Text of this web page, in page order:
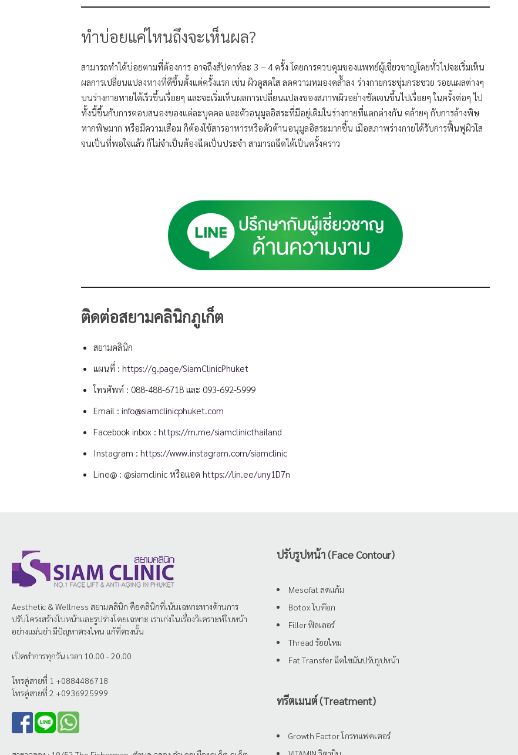
ทำบ่อยแค่ไหนถึงจะเห็นผล?
สามารถทำได้บ่อยตามที่ต้องการ อาจถึงสัปดาห์ละ 3 – 4 ครั้ง โดยการควบคุมของแพทย์ผู้เชี่ยวชาญโดยทั่วไปจะเริ่มเห็น
ผลการเปลี่ยนแปลงทางที่ดีขึ้นตั้งแต่ครั้งแรก เช่น ผิวดูสดใส ลดความหมองคล้ำลง ร่างกายกระชุ่มกระชวย รอยแผลต่างๆ
บนร่างกายหายได้เร็วขึ้นเรื่อยๆ และจะเริ่มเห็นผลการเปลี่ยนแปลงของสภาพผิวอย่างชัดเจนขึ้นไปเรื่อยๆ ในครั้งต่อๆ ไป
ทั้งนี้ขึ้นกับการตอบสนองของแต่ละบุคคล และตัวอนุมูลอิสระที่มีอยู่เดิมในร่างกายที่แตกต่างกัน คล้ายๆ กับการล้างพิษ
หากพิษมาก หรือมีความเสื่อม ก็ต้องใช้สารอาหารหรือตัวต้านอนุมูลอิสระมากขึ้น เมือสภาพร่างกายได้รับการฟื้นฟูผิวใส
จนเป็นที่พอใจแล้ว ก็ไม่จำเป็นต้องฉีดเป็นประจำ สามารถฉีดได้เป็นครั้งคราว
ติดต่อสยามคลินิกภูเก็ต
สยามคลินิก
แผนที่ : https://g.page/SiamClinicPhuket
โทรศัพท์ : 088-488-6718 และ 093-692-5999
Email : info@siamclinicphuket.com
Facebook inbox : https://m.me/siamclinicthailand
Instagram : https://www.instagram.com/siamclinic
Line@ : @siamclinic หรือแอด https://lin.ee/uny1D7n
Aesthetic & Wellness สยามคลินิก คือคลินิกที่เน้นเฉพาะทางด้านการ
ปรับโครงสร้างใบหน้าและรูปร่างโดยเฉพาะ เราเก่งในเรื่องวิเคราะห์ใบหน้า
อย่างแม่นยำ มีปัญหาตรงไหน แก้ที่ตรงนั้น
เปิดทำการทุกวัน เวลา 10.00 - 20.00
โทรคู่สายที่ 1 +0884486718
โทรคู่สายที่ 2 +0936925999
ปรับรูปหน้า (Face Contour)
Mesofat ลดแก้ม
Botox โบท๊อก
Filler ฟิลเลอร์
Thread ร้อยไหม
Fat Transfer ฉีดไขมันปรับรูปหน้า
ทรีตเมนต์ (Treatment)
Growth Factor โกรทแฟคเตอร์